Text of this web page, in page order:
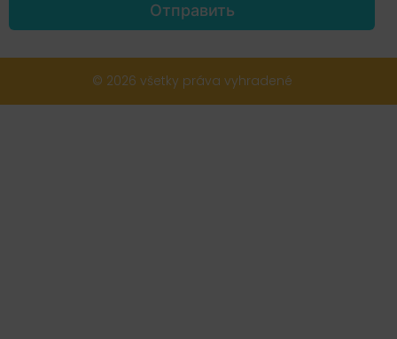
Отправить
© 2026 všetky práva vyhradené